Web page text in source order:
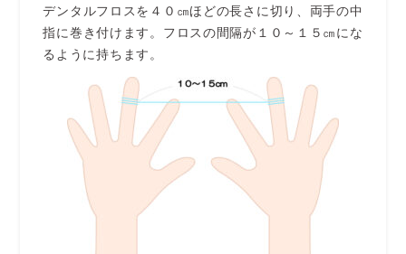
デンタルフロスを４０㎝ほどの長さに切り、両手の中
指に巻き付けます。フロスの間隔が１０～１５㎝にな
るように持ちます。